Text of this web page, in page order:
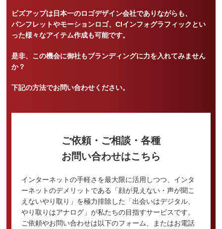
ビズアップは日本一のロゴデザイン会社でありながらも、
パンフレットやモーションロゴ、CIインフォグラフィックとい
った様々なアイテム作成も可能です。
是非、この機会に御社もブランディングに力を入れてみません
か？
下記の方法でお問い合わせください。
ご依頼・ご相談・各種
お問い合わせはこちら
インターネットの手軽さを最大限に活用しつつ、インタ
ーネットのデメリットである「顔が見えない・声が聞こ
えないやり取り」を極力排除した「出会いはデジタル、
やり取りはアナログ」が私たちの目指すサービスです。
ご依頼やお問い合わせは以下のフォーム、またはお電話